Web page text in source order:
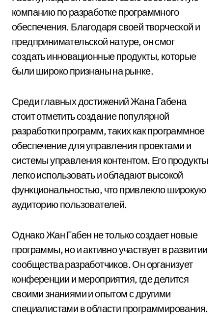
компанию по разработке программного
обеспечения. Благодаря своей творческой и
предпринимательской натуре, он смог
создать инновационные продукты, которые
были широко признаны на рынке.
Среди главных достижений Жана Габена
стоит отметить создание популярной
разработки программ, таких как программное
обеспечение для управления проектами и
системы управления контентом. Его продукты
легко использовать и обладают высокой
функциональностью, что привлекло широкую
аудиторию пользователей.
Однако Жан Габен не только создает новые
программы, но и активно участвует в развитии
сообщества разработчиков. Он организует
конференции и мероприятия, где делится
своими знаниями и опытом с другими
специалистами в области программирования.